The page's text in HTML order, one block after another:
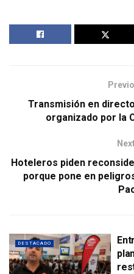
Transmisión en
organizado por la
Hoteleros piden
porque pone en
DESTACADO